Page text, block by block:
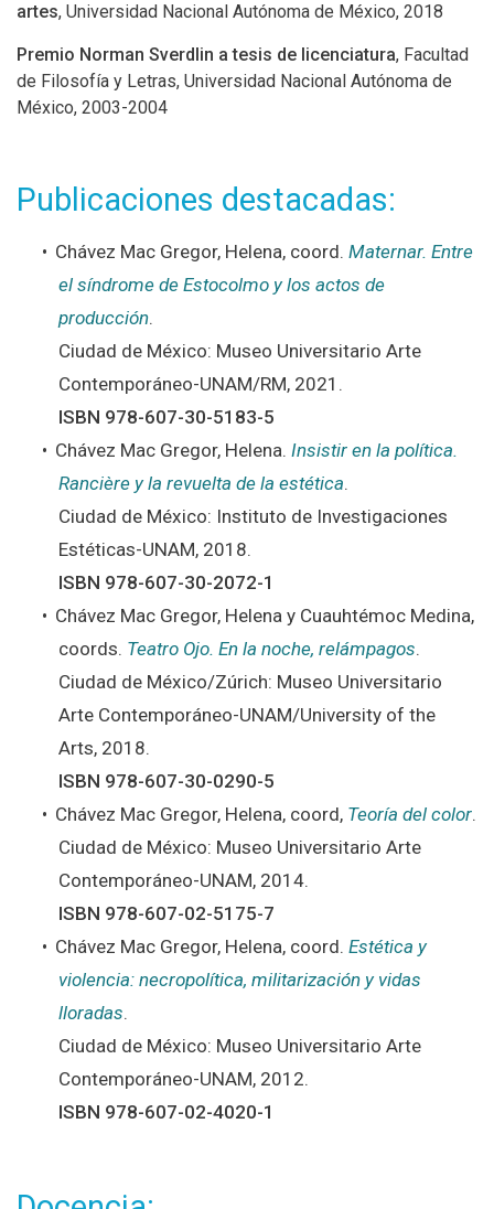
artes, Universidad Nacional Autónoma de México, 2018
Premio Norman Sverdlin a tesis de licenciatura, Facultad
de Filosofía y Letras, Universidad Nacional Autónoma de
México, 2003-2004
Publicaciones destacadas:
Chávez Mac Gregor, Helena, coord. Maternar. Entre
el síndrome de Estocolmo y los actos de
producción.
Ciudad de México: Museo Universitario Arte
Contemporáneo-UNAM/RM, 2021.
ISBN 978-607-30-5183-5
Chávez Mac Gregor, Helena. Insistir en la política.
Rancière y la revuelta de la estética.
Ciudad de México: Instituto de Investigaciones
Estéticas-UNAM, 2018.
ISBN 978-607-30-2072-1
Chávez Mac Gregor, Helena y Cuauhtémoc Medina,
coords. Teatro Ojo. En la noche, relámpagos.
Ciudad de México/Zúrich: Museo Universitario
Arte Contemporáneo-UNAM/University of the
Arts, 2018.
ISBN 978-607-30-0290-5
Chávez Mac Gregor, Helena, coord, Teoría del color.
Ciudad de México: Museo Universitario Arte
Contemporáneo-UNAM, 2014.
ISBN 978-607-02-5175-7
Chávez Mac Gregor, Helena, coord. Estética y
violencia: necropolítica, militarización y vidas
lloradas.
Ciudad de México: Museo Universitario Arte
Contemporáneo-UNAM, 2012.
ISBN 978-607-02-4020-1